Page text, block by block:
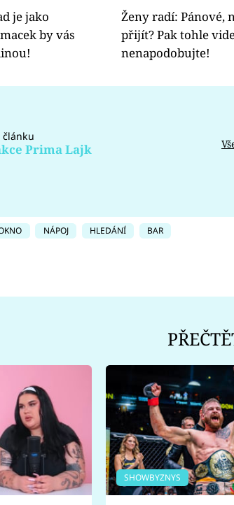
je jako
by vás
Ženy radí: Pánové,
přijít? Pak tohle
nenapodobujte!
Prima Lajk
NÁPOJ HLEDÁNÍ
BAR
SHOWBYZNYS